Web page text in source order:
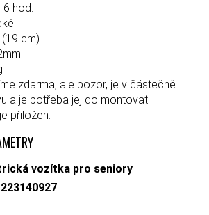
hod.
cm)
zdarma, ale pozor, je v částečně
a je potřeba jej do montovat.
přiložen.
vozítka pro seniory